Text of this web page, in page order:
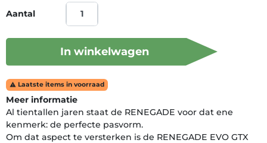
Aantal
In winkelwagen
 Laatste items in voorraad
Meer informatie
Al tien­tallen jaren staat de RENEGADE voor dat ene
kenmerk: de perfecte pasvorm.
Om dat aspect te versterken is de RENEGADE EVO GTX